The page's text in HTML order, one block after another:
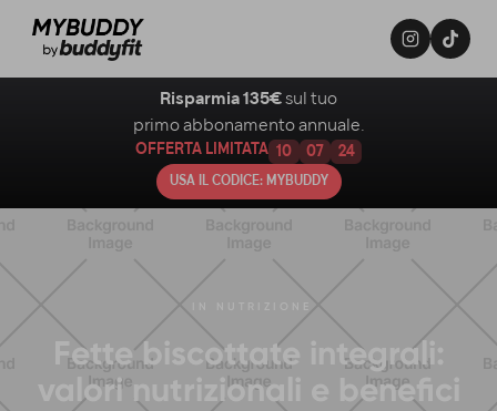
Fette biscottate integrali:
valori nutrizionali e benefici
Risparmia 135€ sul tuo
primo abbonamento annuale.
OFFERTA LIMITATA 10 07 23
USA IL CODICE: MYBUDDY